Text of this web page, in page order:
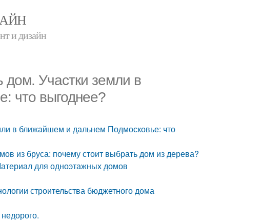
и дизайн
дом. Участки земли в
что выгоднее?
в ближайшем и дальнем Подмосковье: что
из бруса: почему стоит выбрать дом из дерева?
для одноэтажных домов
строительства бюджетного дома